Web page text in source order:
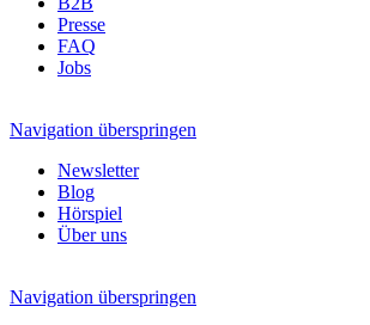
Presse
FAQ
Jobs
Navigation überspringen
Newsletter
Blog
Hörspiel
Über uns
Navigation überspringen